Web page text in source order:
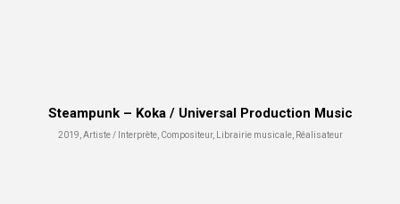
Steampunk – Koka / Universal Production Music
2019, Artiste / Interprète, Compositeur, Librairie musicale, Réalisateur